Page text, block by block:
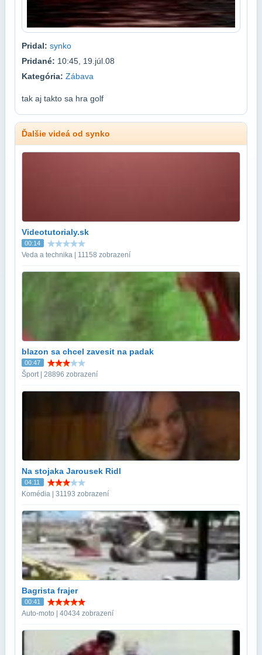
Pridal: synko
Pridané: 10:45, 19.júl.08
Kategória: Zábava
tak aj takto sa hra golf
Ďalšie videá od synko
Videotutorialy.sk
00:14
Veda a technika | 11158 zobrazení
blazon sa chcel zavesit na padak
00:47
Šport | 28896 zobrazení
Na stojaka Jarousek Ridl
04:11
Komédia | 31193 zobrazení
Bagrista frajer
00:41
Auto-moto | 40434 zobrazení